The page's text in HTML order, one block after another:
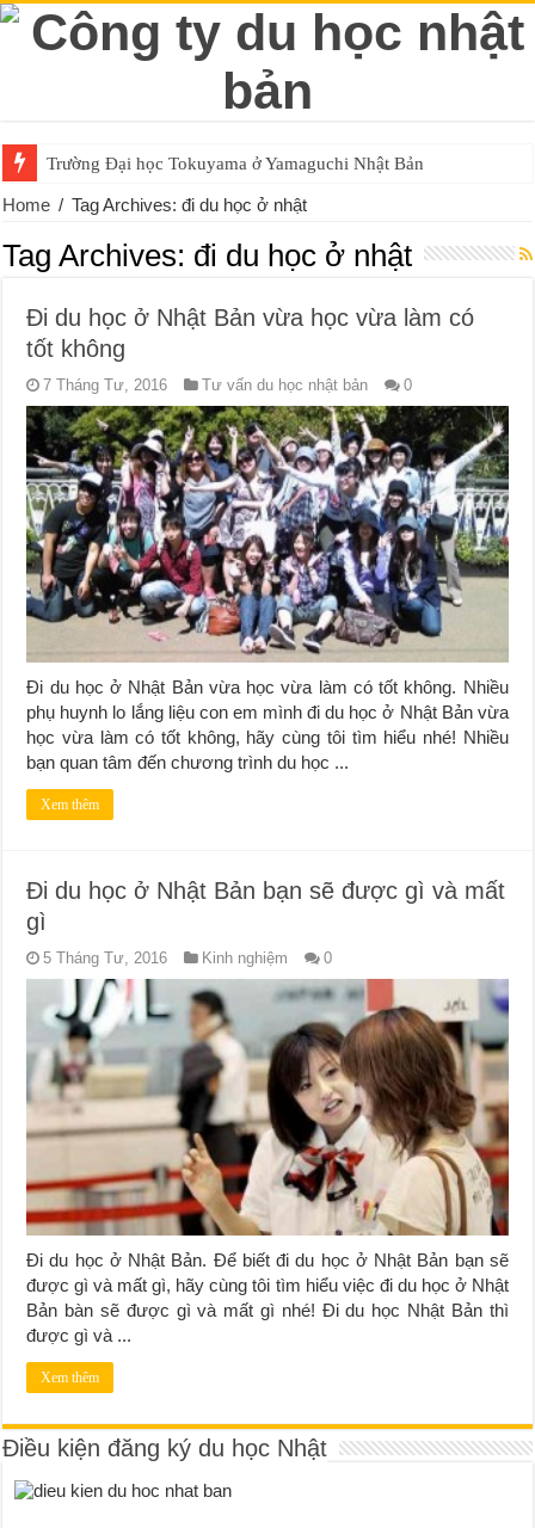
Trường Đại học Tokuyama ở Yamaguchi Nhật Bản
Home / Tag Archives: đi du học ở nhật
Tag Archives: đi du học ở nhật
Đi du học ở Nhật Bản vừa học vừa làm có
tốt không
7 Tháng Tư, 2016 Tư vấn du học nhật bản 0
Đi du học ở Nhật Bản vừa học vừa làm có tốt không. Nhiều
phụ huynh lo lắng liệu con em mình đi du học ở Nhật Bản vừa
học vừa làm có tốt không, hãy cùng tôi tìm hiểu nhé! Nhiều
bạn quan tâm đến chương trình du học ...
Xem thêm
Đi du học ở Nhật Bản bạn sẽ được gì và mất
gì
5 Tháng Tư, 2016 Kinh nghiệm 0
Đi du học ở Nhật Bản. Để biết đi du học ở Nhật Bản bạn sẽ
được gì và mất gì, hãy cùng tôi tìm hiểu việc đi du học ở Nhật
Bản bàn sẽ được gì và mất gì nhé! Đi du học Nhật Bản thì
được gì và ...
Xem thêm
Điều kiện đăng ký du học Nhật